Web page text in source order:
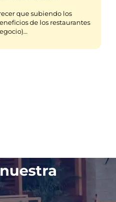
que subiendo los
de los restaurantes